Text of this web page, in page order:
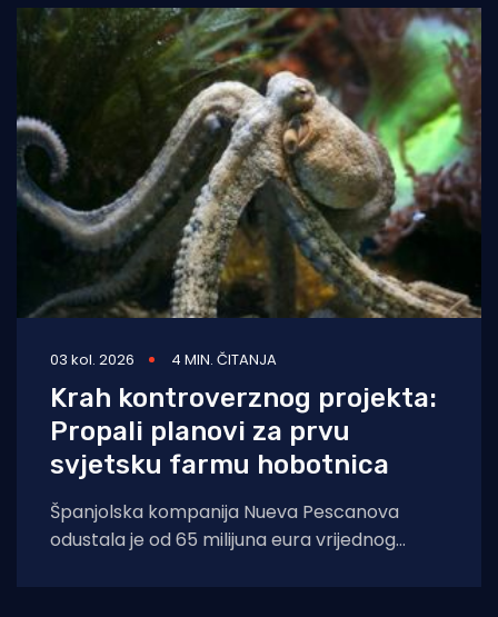
03 kol. 2026 4 MIN. ČITANJA
Krah kontroverznog projekta:
Propali planovi za prvu
svjetsku farmu hobotnica
Španjolska kompanija Nueva Pescanova
odustala je od 65 milijuna eura vrijednog